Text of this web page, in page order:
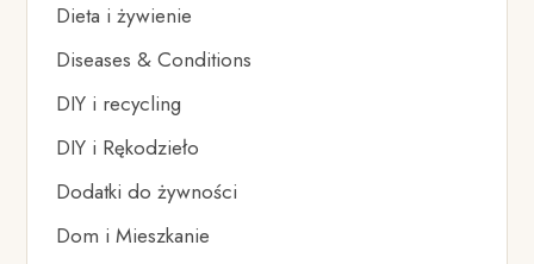
Dieta i żywienie
Diseases & Conditions
DIY i recycling
DIY i Rękodzieło
Dodatki do żywności
Dom i Mieszkanie